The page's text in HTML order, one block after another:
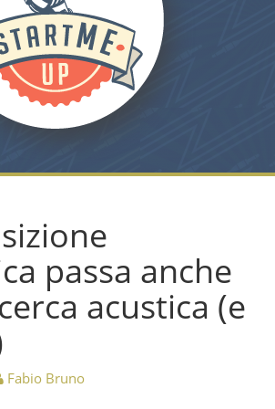
passa anche
acustica (e
Fabio Bruno